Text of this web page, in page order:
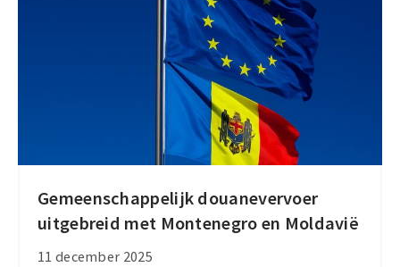
Gemeenschappelijk douanevervoer
uitgebreid met Montenegro en Moldavië
11 december 2025
Gemeenschappelijk
douanevervoer
uitgebreid